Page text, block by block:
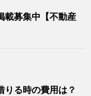
載募集中【不動産
りる時の費用は？